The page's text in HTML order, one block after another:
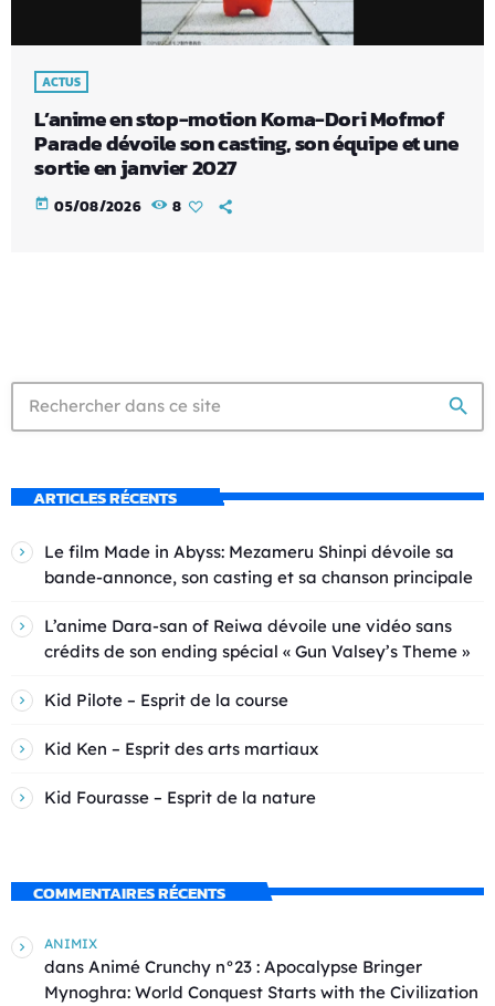
ACTUS
L’anime en stop-motion Koma-Dori Mofmof
Parade dévoile son casting, son équipe et une
sortie en janvier 2027
today 05/08/2026 8
search
ARTICLES RÉCENTS
Le film Made in Abyss: Mezameru Shinpi dévoile sa
bande-annonce, son casting et sa chanson principale
L’anime Dara-san of Reiwa dévoile une vidéo sans
crédits de son ending spécial « Gun Valsey’s Theme »
Kid Pilote – Esprit de la course
Kid Ken – Esprit des arts martiaux
Kid Fourasse – Esprit de la nature
COMMENTAIRES RÉCENTS
ANIMIX
dans Animé Crunchy n°23 : Apocalypse Bringer
Mynoghra: World Conquest Starts with the Civilization